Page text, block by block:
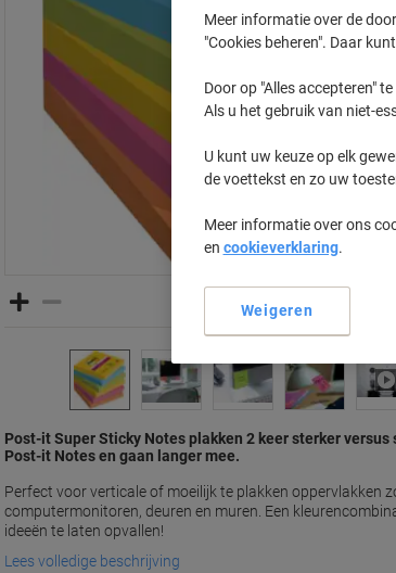
Post-it Super Sticky Notes plakken 2 keer sterker versus
Post-it Notes en gaan langer mee.
Perfect voor verticale of moeilijk te plakken oppervlakken
computermonitoren, deuren en muren. Een
ideeën te laten opvallen!
Lees volledige beschrijving
Meer informatie over de
"Cookies beheren". Daar
Door op "Alles accepteren"
Als u het gebruik van niet-
U kunt uw keuze op elk
de voettekst en zo uw
Meer informatie over ons
en cookieverklaring.
Weigeren